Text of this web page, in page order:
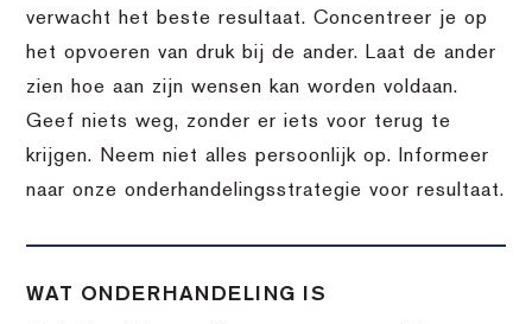
verwacht het beste resultaat. Concentreer je op
het opvoeren van druk bij de ander. Laat de ander
zien hoe aan zijn wensen kan worden voldaan.
Geef niets weg, zonder er iets voor terug te
krijgen. Neem niet alles persoonlijk op. Informeer
naar onze onderhandelingsstrategie voor resultaat.
WAT ONDERHANDELING IS